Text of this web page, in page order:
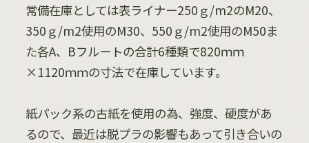
常備在庫としては表ライナー250ｇ/m2のM20、
350ｇ/m2使用のM30、550ｇ/m2使用のM50ま
た各A、Bフルートの合計6種類で820ｍｍ
×1120ｍｍの寸法で在庫しています。
紙パック系の古紙を使用の為、強度、硬度があ
るので、最近は脱プラの影響もあって引き合いの